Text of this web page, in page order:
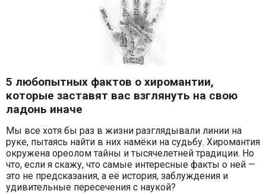
5 любопытных фактов о хиромантии,
которые заставят вас взглянуть на свою
ладонь иначе
Мы все хотя бы раз в жизни разглядывали линии на
руке, пытаясь найти в них намёки на судьбу. Хиромантия
окружена ореолом тайны и тысячелетней традиции. Но
что, если я скажу, что самые интересные факты о ней —
это не предсказания, а её история, заблуждения и
удивительные пересечения с наукой?